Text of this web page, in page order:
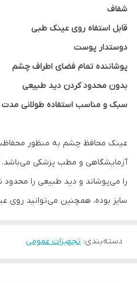
شفاف
قابل استفاه روی عینک طبی
دوستدار پوست
پوشاننده تمام فضای اطراف چشم
بدون محدود کردن دید طبیعی
سبک و مناسب استفاده طولانی مدت
عینک محافظ چشم به منظور
آزمایشگاهی و مطب پزشکی
را می‌پوشاند و دید طبیعی را
سایز بوده، همچنین می‌توانید روی
دسته‌بندی: تجهیزات عمومی